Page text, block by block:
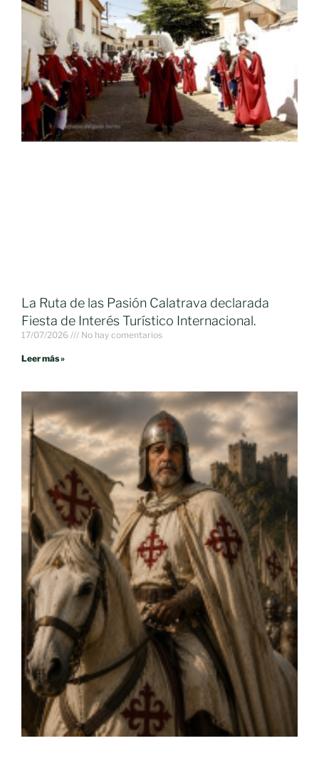
La Ruta de las Pasión Calatrava declarada
Fiesta de Interés Turístico Internacional.
17/07/2026 No hay comentarios
Leer más »